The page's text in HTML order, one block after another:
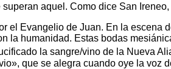
aquel. Como dice San
el Evangelio de Juan. En la
la humanidad. Estas bodas
la sangre/vino de la Nueva
que se alegra cuando oye la